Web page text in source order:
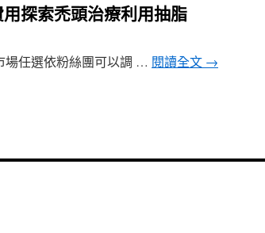
探索禿頭治療利用抽脂
場任選依粉絲團可以調 … 閱讀全文 →